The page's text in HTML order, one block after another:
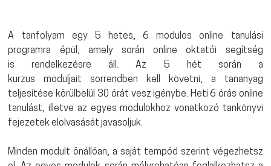
A tanfolyam egy 5 hetes, 6 modulos online tanulási
programra épül, amely során online oktatói segítség
is rendelkezésre áll. Az 5 hét során a
kurzus moduljait sorrendben kell követni, a tananyag
teljesítése körülbelül 30 órát vesz igénybe. Heti 6 órás online
tanulást, illetve az egyes modulokhoz vonatkozó tankönyvi
fejezetek elolvasását javasoljuk.
Minden modult önállóan, a saját tempód szerint végezhetsz